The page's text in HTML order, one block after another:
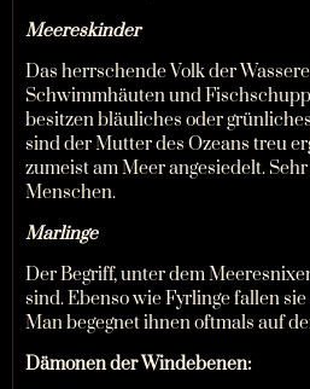
Meereskinder
Das herrschende Volk der
Schwimmhäuten und
besitzen bläuliches oder
sind der Mutter des Ozeans treu
zumeist am Meer angesiedelt.
Menschen.
Marlinge
Der Begriff, unter dem
sind. Ebenso wie Fyrlinge fallen
Man begegnet ihnen oftmals auf
Dämonen der Windebenen: